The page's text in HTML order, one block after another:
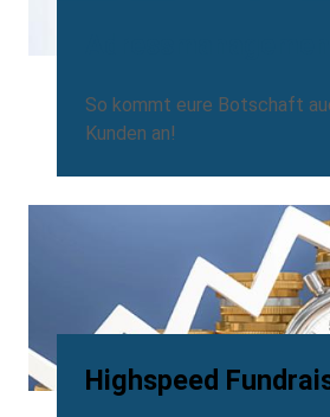
So kommt eure Botschaft
Kunden an!
Highspeed